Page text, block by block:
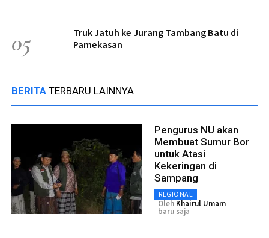
05
Truk Jatuh ke Jurang Tambang Batu di
Pamekasan
BERITA TERBARU LAINNYA
Pengurus NU akan
Membuat Sumur Bor
untuk Atasi
Kekeringan di
Sampang
REGIONAL
Oleh Khairul Umam
baru saja